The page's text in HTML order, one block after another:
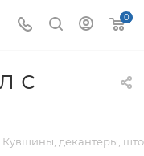
0
с
Кувшины, декантеры,